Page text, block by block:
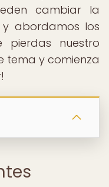
cambiar la
abordamos los
pierdas nuestro
tema y comienza